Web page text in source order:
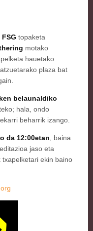
topaketa
motako
hauetako
plaza bat
belaunaldiko
hala, ondo
beharrik izango.
da 12:00etan , baina
jaso eta
ekin baino